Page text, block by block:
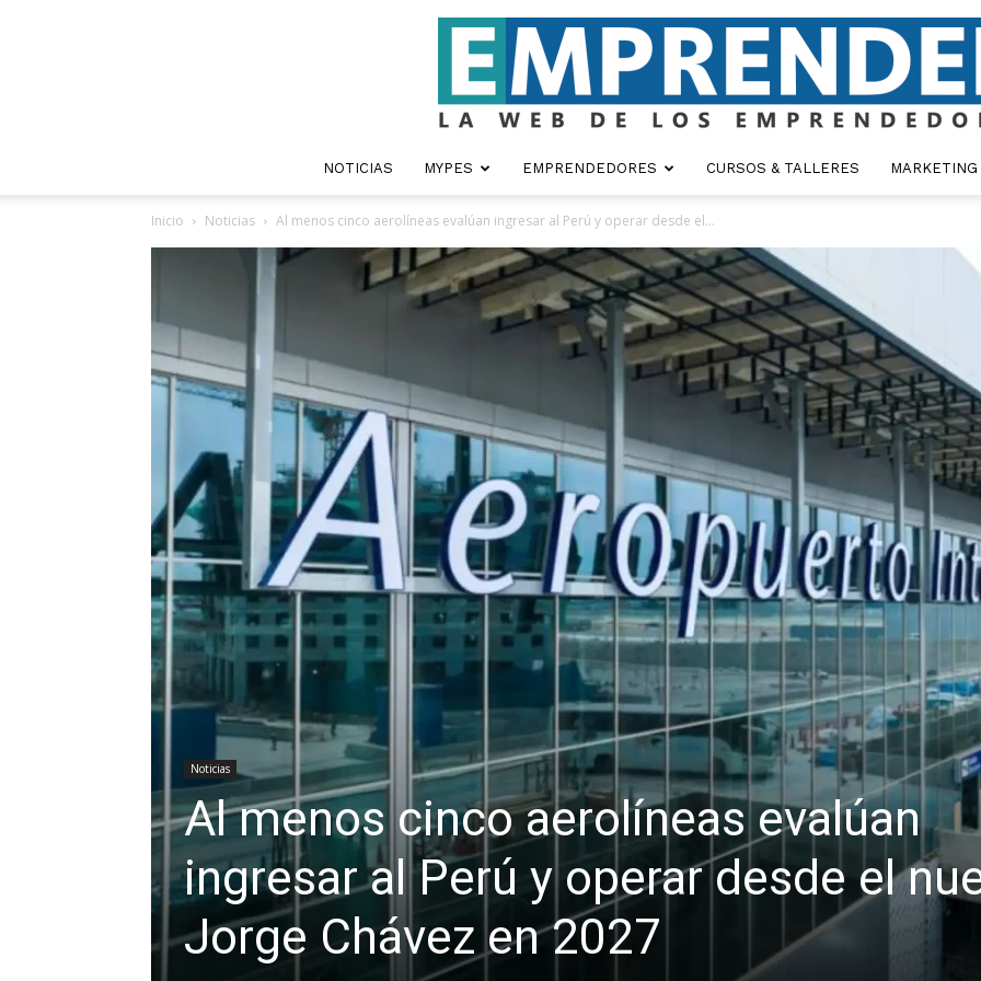
NOTICIAS MYPES EMPRENDEDORES CURSOS & TALLERES MARKETING
Inicio Noticias Al menos cinco aerolíneas evalúan ingresar al Perú y operar desde el...
Noticias
Al menos cinco aerolíneas evalúan
ingresar al Perú y operar desde el
Jorge Chávez en 2027